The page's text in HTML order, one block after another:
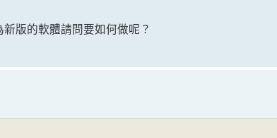
版的軟體請問要如何做呢？